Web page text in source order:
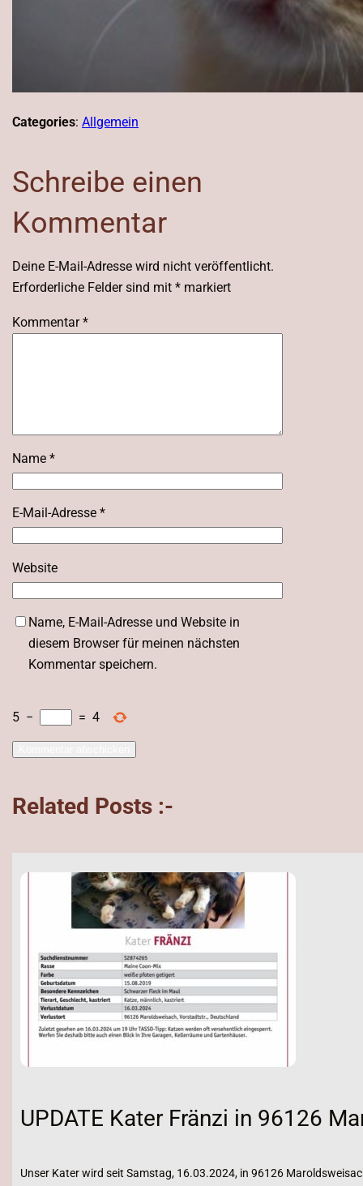
Categories:Allgemein
Schreibe einen
Kommentar
Deine E-Mail-Adresse wird nicht veröffentlicht.
Erforderliche Felder sind mit* markiert
Kommentar*
Name*
E-Mail-Adresse*
Website
Name, E-Mail-Adresse und Website in
diesem Browser für meinen nächsten
Kommentar speichern.
5 − = 4
Related Posts :-
UPDATE Kater Fränzi in 96126
Unser Kater wird seit Samstag, 16.03.2024, in 96126